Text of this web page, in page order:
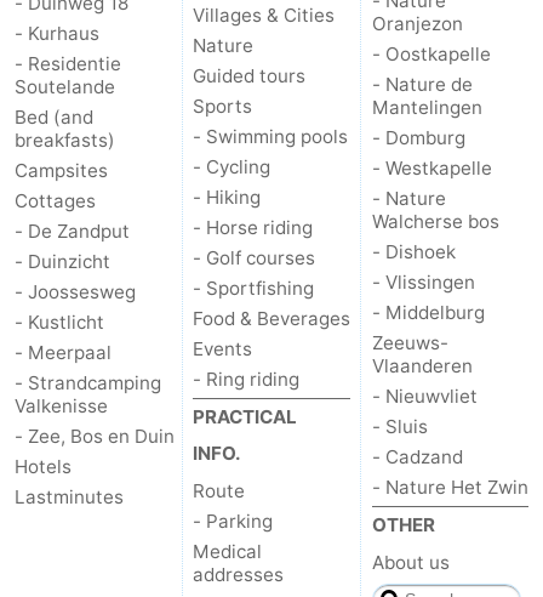
- Kurhaus
- Residentie
Soutelande
Bed (and
breakfasts)
Campsites
Cottages
- De Zandput
- Duinzicht
- Joossesweg
- Kustlicht
- Meerpaal
- Strandcamping
Valkenisse
- Zee, Bos en Duin
Hotels
Lastminutes
Villages & Cities
Nature
Guided tours
Sports
- Swimming pools
- Cycling
- Hiking
- Horse riding
- Golf courses
- Sportfishing
Food & Beverages
Events
- Ring riding
PRACTICAL
INFO.
Route
- Parking
Medical
addresses
Oranjezon
- Oostkapelle
- Nature de
Mantelingen
- Domburg
- Westkapelle
- Nature
Walcherse bos
- Dishoek
- Vlissingen
- Middelburg
Zeeuws-
Vlaanderen
- Nieuwvliet
- Sluis
- Cadzand
- Nature Het Zwin
OTHER
About us